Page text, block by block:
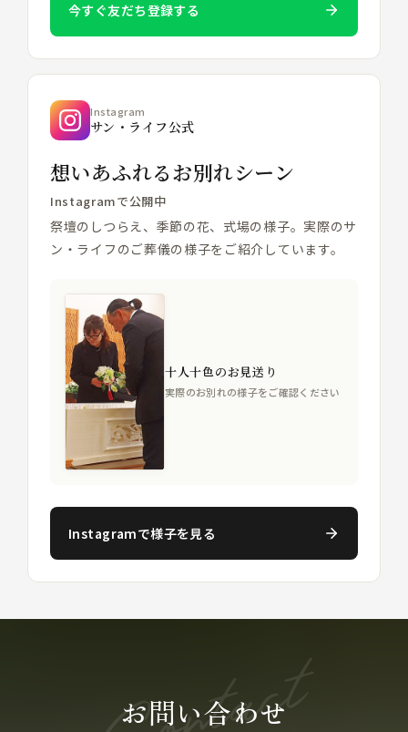
今すぐ友だち登録する
Instagram
サン・ライフ公式
想いあふれるお別れシーン
Instagramで公開中
祭壇のしつらえ、季節の花、式場の様子。実際のサ
ン・ライフのご葬儀の様子をご紹介しています。
十人十色のお見送り
実際のお別れの様子をご確認ください
Instagramで様子を見る
お問い合わせ